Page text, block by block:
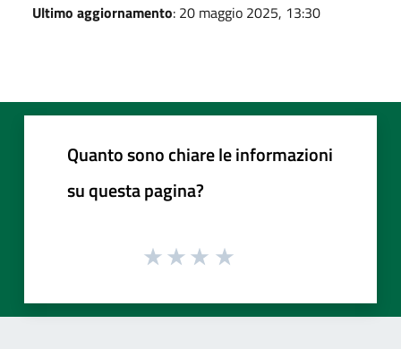
Ultimo aggiornamento: 20 maggio 2025, 13:30
Quanto sono chiare le informazioni
su questa pagina?